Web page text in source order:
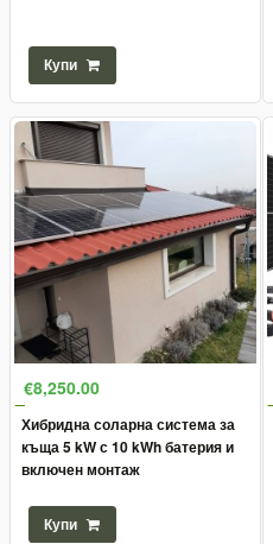
Купи
€8,250.00
Хибридна соларна система за
къща 5 kW с 10 kWh батерия и
включен монтаж
Купи